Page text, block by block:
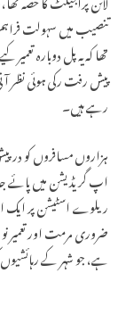
تنصیب میں سہولت فراہم
تھا کہ یہ پل دوبارہ
پیش رفت رکی ہوئی نظر
رہے ہیں۔
ہزاروں مسافروں کو
اپ گریڈیشن میں پائے
ریلوے اسٹیشن پر ایک
ضروری مرمت اور تعمیر
ہے، جو شہر کے رہائشیوں